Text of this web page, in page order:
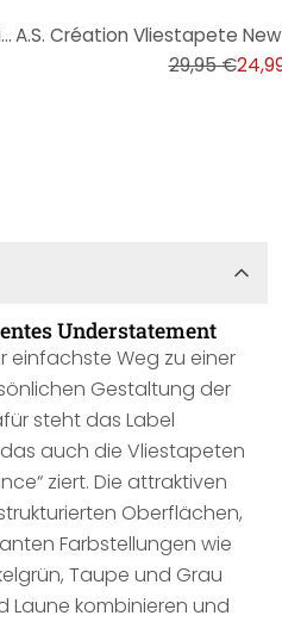
A.S. Création Vliestapete New Elegance Unitapete einfarbig, creme
29,95 €
Understatement
einfachste Weg zu einer
Gestaltung der
steht das Label
auch die Vliestapeten
ziert. Die attraktiven
Oberflächen,
Farbstellungen wie
Taupe und Grau
Laune kombinieren und